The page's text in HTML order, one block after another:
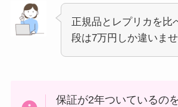
正規品とレプリカを比
段は7万円しか違いませ
保証が2年ついているの